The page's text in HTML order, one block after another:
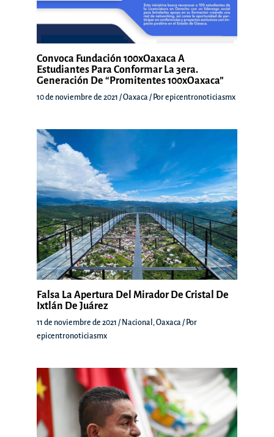
Convoca Fundación 100xOaxaca A
Estudiantes Para Conformar La 3era.
Generación De “Promitentes 100xOaxaca”
10 de noviembre de 2021 /Oaxaca / Porepicentronoticiasmx
Falsa La Apertura Del Mirador De Cristal De
Ixtlán De Juárez
11 de noviembre de 2021 / Nacional , Oaxaca / Por
epicentronoticiasmx